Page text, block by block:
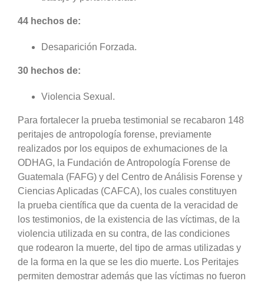
44 hechos de:
Desaparición Forzada.
30 hechos de:
Violencia Sexual.
Para fortalecer la prueba testimonial se recabaron 148
peritajes de antropología forense, previamente
realizados por los equipos de exhumaciones de la
ODHAG, la Fundación de Antropología Forense de
Guatemala (FAFG) y del Centro de Análisis Forense y
Ciencias Aplicadas (CAFCA), los cuales constituyen
la prueba científica que da cuenta de la veracidad de
los testimonios, de la existencia de las víctimas, de la
violencia utilizada en su contra, de las condiciones
que rodearon la muerte, del tipo de armas utilizadas y
de la forma en la que se les dio muerte. Los Peritajes
permiten demostrar además que las víctimas no fueron